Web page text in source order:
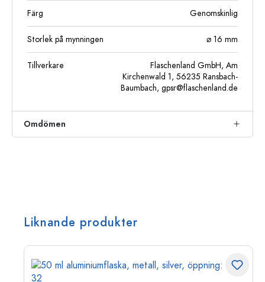
Färg Genomskinlig
Storlek på mynningen ⌀ 16 mm
Tillverkare
Flaschenland GmbH, Am
Kirchenwald 1, 56235 Ransbach-
Baumbach, gpsr@flaschenland.de
Omdömen
Liknande produkter